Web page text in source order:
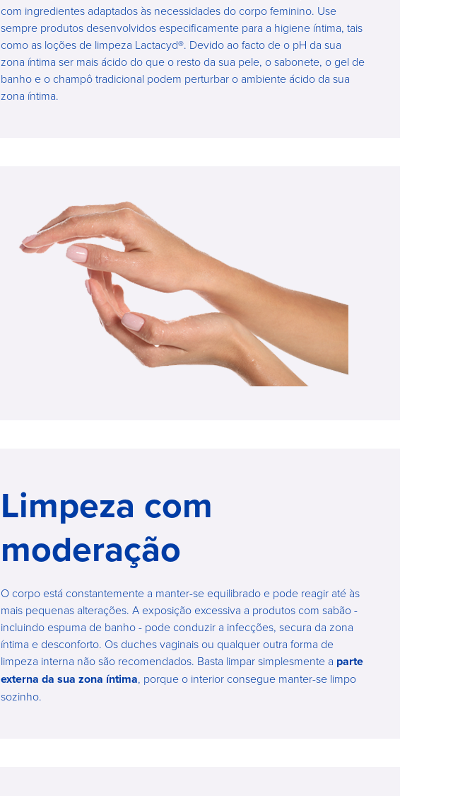
com ingredientes adaptados às necessidades do corpo feminino. Use
sempre produtos desenvolvidos especificamente para a higiene íntima, tais
como as loções de limpeza Lactacyd®. Devido ao facto de o pH da sua
zona íntima ser mais ácido do que o resto da sua pele, o sabonete, o gel de
banho e o champô tradicional podem perturbar o ambiente ácido da sua
zona íntima.
Limpeza com
moderação
O corpo está constantemente a manter-se equilibrado e pode reagir até às
mais pequenas alterações. A exposição excessiva a produtos com sabão -
incluindo espuma de banho - pode conduzir a infecções, secura da zona
íntima e desconforto. Os duches vaginais ou qualquer outra forma de
limpeza interna não são recomendados. Basta limpar simplesmente a parte
externa da sua zona íntima, porque o interior consegue manter-se limpo
sozinho.